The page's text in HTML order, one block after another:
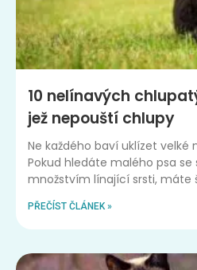
10 nelínavých
jež nepouští chlupy
Ne každého baví uklízet velké
Pokud hledáte malého psa
množstvím línající srsti, máte
PŘEČÍST ČLÁNEK »